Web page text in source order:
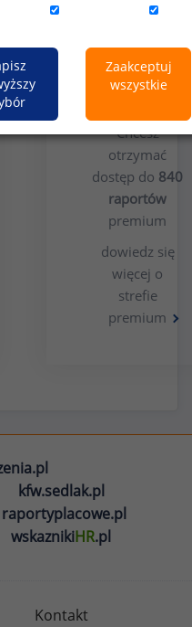
użytkowników
premium
Chcesz
otrzymać
dostęp do 840
raportów
premium
dowiedz się
więcej o
strefie
premium
kfw.sedlak.pl
raportyplacowe.pl
wskaznikiHR.pl
Kontakt
Zaakceptuj
wszystkie